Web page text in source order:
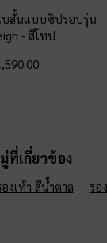
บสั้นแบบซิปรอบรุ่น
- สีโทป
ที่เกี่ยวข้อง
องเท้า สีน้ำตาล รอ